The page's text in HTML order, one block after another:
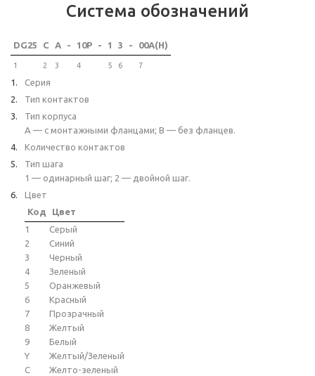
Система обозначений
DG25 C A - 10P - 1 3 - 00A(H)
1 2 3 4 5 6 7
Серия
Тип контактов
Тип корпуса
A — с монтажными фланцами; B — без фланцев.
Количество контактов
Тип шага
1 — одинарный шаг; 2 — двойной шаг.
Цвет
Код
Цвет
1
Серый
2
Синий
3
Черный
4
Зеленый
5
Оранжевый
6
Красный
7
Прозрачный
8
Желтый
9
Белый
Y
Желтый/Зеленый
C
Желто-зеленый